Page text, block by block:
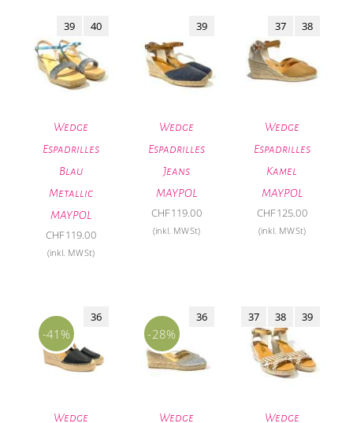
Wedge
Espadrilles
Blau
Metallic
MAYPOL
39 40
CHF119.00
(inkl. MWSt)
Wedge
Espadrilles
Jeans
MAYPOL
39
CHF119.00
(inkl. MWSt)
Wedge
Espadrilles
Kamel
MAYPOL
37 38
CHF125.00
(inkl. MWSt)
-41%
Wedge
36
-28%
Wedge
36
Wedge
37 38 39